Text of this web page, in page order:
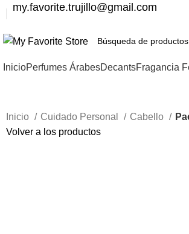
my.favorite.trujillo@gmail.com
InicioPerfumes ÁrabesDecantsFragancia
Inicio Cuidado Personal Cabello
Volver a los productos